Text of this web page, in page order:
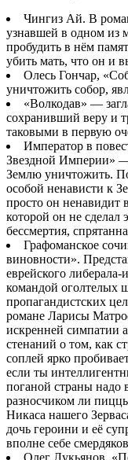
Чингиз Ай. В
узнавшей в одном из
пробудить в нём
убить мать, что он и
Олесь Гончар,
уничтожить собор,
«Волкодав» —
сохранивший веру и
таковыми в первую
Император в
Звездной Империи»
Землю уничтожить.
особой ненависти к
просто он ненавидит
которой он не сделал
бессмертия,
Графоманское
виновности».
еврейского
командой оголтелых
пропагандистских
романе Ларисы
искренней симпатии
стенаний о том, как
соплей ярко
если ты
поганой страны
разносчиком ли
Никаса нашего
дочь героини и её
вполне себе
Олег Лукьянов,